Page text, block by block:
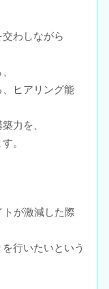
わしながら
ヒアリング能
力を、
。
トが激減した際
行いたいという